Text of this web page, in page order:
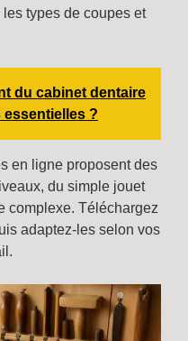
types de coupes et
du cabinet dentaire
?
en ligne proposent des
du simple jouet
complexe. Téléchargez
adaptez-les selon vos